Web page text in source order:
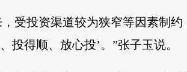
受投资渠道较为狭窄等因素制
得顺、放心投’。”张子玉说。